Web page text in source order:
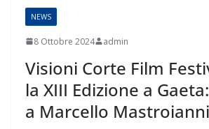
NEWS
8 Ottobre 2024 admin
Visioni Corte Film
la XIII Edizione a
a Marcello Mastroianni